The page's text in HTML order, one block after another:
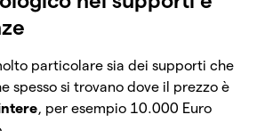
particolare sia dei supporti che
spesso si trovano dove il prezzo è
, per esempio 10.000 Euro